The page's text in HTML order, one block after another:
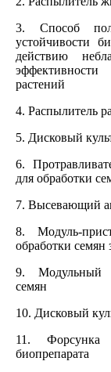
3. Способ
устойчивости
действию
растений
4. Распылитель
5. Дисковый
6.
для обработки
7. Высевающий
8. Модуль-
обработки
9. Модульный
семян
10. Дисковый
11. Форсунка
биопрепарата